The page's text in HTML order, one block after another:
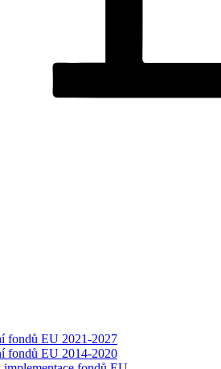
fondů EU 2021-2027
fondů EU 2014-2020